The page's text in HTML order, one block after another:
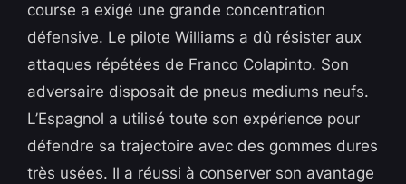
course a exigé une grande concentration
défensive. Le pilote Williams a dû résister aux
attaques répétées de Franco Colapinto. Son
adversaire disposait de pneus mediums neufs.
L’Espagnol a utilisé toute son expérience pour
défendre sa trajectoire avec des gommes dures
très usées. Il a réussi à conserver son avantage